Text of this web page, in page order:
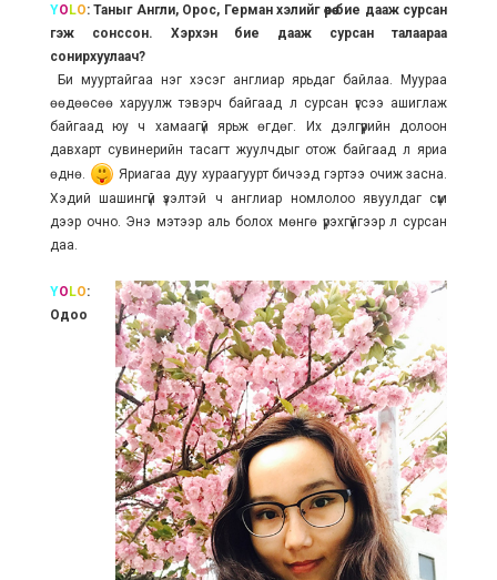
YO LO: Таныг Англи, Орос, Герман хэлийг өөрөө бие дааж сурсан
гэж сонссон. Хэрхэн бие дааж сурсан талаараа
сонирхуулаач?
Би мууртайгаа нэг хэсэг англиар ярьдаг байлаа. Муураа
өөдөөсөө харуулж тэвэрч байгаад л сурсан үгсээ ашиглаж
байгаад юу ч хамаагүй ярьж өгдөг. Их дэлгүүрийн долоон
давхарт сувинерийн тасагт жуулчдыг отож байгаад л яриа
өднө.
Яриагаа дуу хураагуурт бичээд гэртээ очиж засна.
Хэдий шашингүй үзэлтэй ч англиар номлолоо явуулдаг сүм
дээр очно. Энэ мэтээр аль болох мөнгө үрэхгүйгээр л сурсан
даа.
YO LO:
Одоо